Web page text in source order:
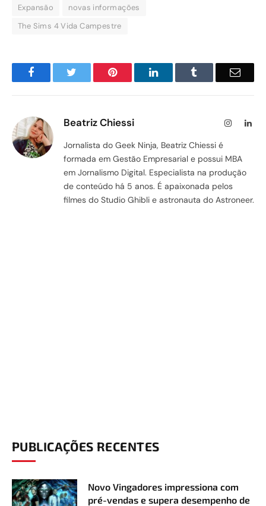
Expansão
novas informações
The Sims 4 Vida Campestre
Facebook Pinterest LinkedIn Email
Beatriz Chiessi Instagram
Jornalista do Geek Ninja, Beatriz Chiessi é
formada em Gestão Empresarial e possui MBA
em Jornalismo Digital. Especialista na produção
de conteúdo há 5 anos. É apaixonada pelos
filmes do Studio Ghibli e astronauta do Astroneer.
PUBLICAÇÕES RECENTES
Novo Vingadores impressiona com
pré-vendas e supera desempenho de